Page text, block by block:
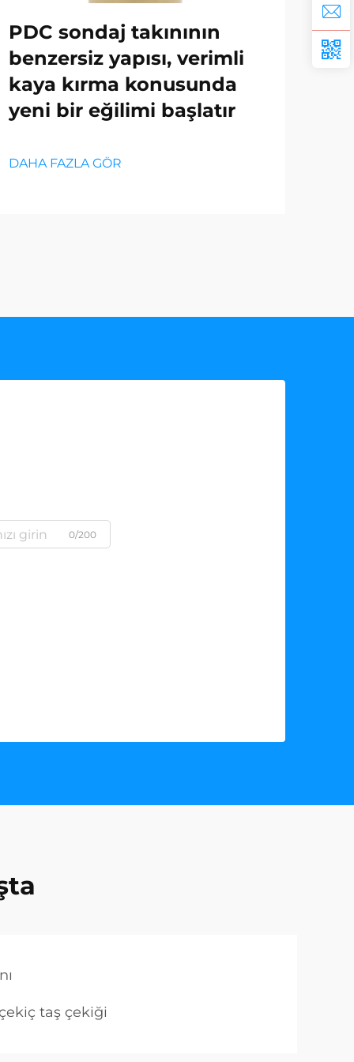
PDC sondaj takınının
benzersiz yapısı, verimli
kaya kırma konusunda
yeni bir eğilimi başlatır
DAHA FAZLA GÖR
0/200
çekiç taş çekiği